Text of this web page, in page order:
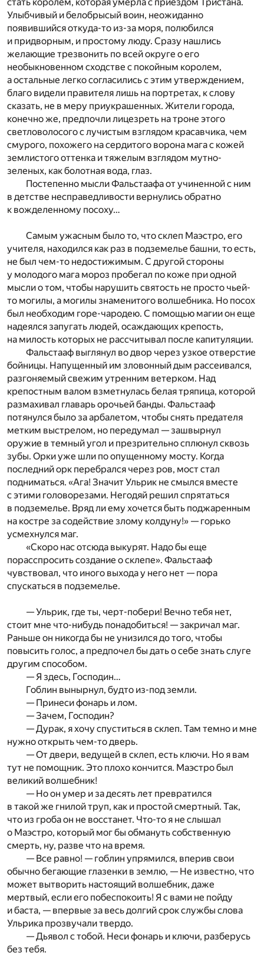
Улыбчивый и белобрысый воин, неожиданно
появившийся откуда-то из-за моря, полюбился
и придворным, и простому люду. Сразу нашлись
желающие трезвонить по всей округе о его
необыкновенном сходстве с покойным королем,
а остальные легко согласились с этим утверждением,
благо видели правителя лишь на портретах, к слову
сказать, не в меру приукрашенных. Жители города,
конечно же, предпочли лицезреть на троне этого
светловолосого с лучистым взглядом красавчика, чем
смурого, похожего на сердитого ворона мага с кожей
землистого оттенка и тяжелым взглядом мутно-
зеленых, как болотная вода, глаз.
Постепенно мысли Фальстаафа от учиненной с ним
в детстве несправедливости вернулись обратно
к вожделенному посоху…
Самым ужасным было то, что склеп Маэстро, его
учителя, находился как раз в подземелье башни, то есть,
не был чем-то недостижимым. С другой стороны
у молодого мага мороз пробегал по коже при одной
мысли о том, чтобы нарушить святость не просто чьей-
то могилы, а могилы знаменитого волшебника. Но посох
был необходим горе-чародею. С помощью магии он еще
надеялся запугать людей, осаждающих крепость,
на милость которых не рассчитывал после капитуляции.
Фальстааф выглянул во двор через узкое отверстие
бойницы. Напущенный им зловонный дым рассеивался,
разгоняемый свежим утренним ветерком. Над
крепостным валом взметнулась белая тряпица, которой
размахивал главарь орочьей банды. Фальстааф
потянулся было за арбалетом, чтобы снять предателя
метким выстрелом, но передумал — зашвырнул
оружие в темный угол и презрительно сплюнул сквозь
зубы. Орки уже шли по опущенному мосту. Когда
последний орк перебрался через ров, мост стал
подниматься. «Ага! Значит Ульрик не смылся вместе
с этими головорезами. Негодяй решил спрятаться
в подземелье. Вряд ли ему хочется быть поджаренным
на костре за содействие злому колдуну!» — горько
усмехнулся маг.
«Скоро нас отсюда выкурят. Надо бы еще
порасспросить создание о склепе». Фальстааф
чувствовал, что иного выхода у него нет — пора
спускаться в подземелье.
— Ульрик, где ты, черт-побери! Вечно тебя нет,
стоит мне что-нибудь понадобиться! — закричал маг.
Раньше он никогда бы не унизился до того, чтобы
повысить голос, а предпочел бы дать о себе знать слуге
другим способом.
— Я здесь, Господин…
Гоблин вынырнул, будто из-под земли.
— Принеси фонарь и лом.
— Зачем, Господин?
— Дурак, я хочу спуститься в склеп. Там темно и мне
нужно открыть чем-то дверь.
— От двери, ведущей в склеп, есть ключи. Но я вам
тут не помощник. Это плохо кончится. Маэстро был
великий волшебник!
— Но он умер и за десять лет превратился
в такой же гнилой труп, как и простой смертный. Так,
что из гроба он не восстанет. Что-то я не слышал
о Маэстро, который мог бы обмануть собственную
смерть, ну, разве что на время.
— Все равно! — гоблин упрямился, вперив свои
обычно бегающие глазенки в землю, — Не известно, что
может вытворить настоящий волшебник, даже
мертвый, если его побеспокоить! Я с вами не пойду
и баста, — впервые за весь долгий срок службы слова
Ульрика прозвучали твердо.
— Дьявол с тобой. Неси фонарь и ключи, разберусь
без тебя.